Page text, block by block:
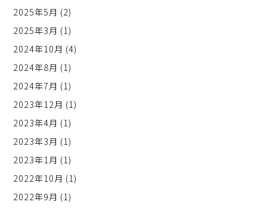
2025年5月 (2)
2025年3月 (1)
2024年10月 (4)
2024年8月 (1)
2024年7月 (1)
2023年12月 (1)
2023年4月 (1)
2023年3月 (1)
2023年1月 (1)
2022年10月 (1)
2022年9月 (1)